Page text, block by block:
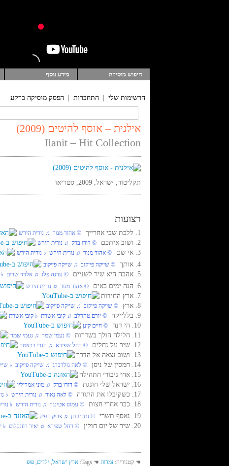
חיפוש מוסיקה מידע נוסף
הרשימות שלי התחברות הפסק מוסיקה ברקע
אילנית – אוסף להיטים (2009)
Ilanit – Hit Collection
תקליטור, ישראל, 2009, סטריאו
רצועות
1. ללכת שבי אחרייך ‏ © אהוד מנור‏ ♫ נורית הירש
2. ושוב איתכם ‏ © דודו ברק‏ ♫ נורית הירש
3. אי שם ‏ © אהוד מנור‏ ♫ נורית הירש‏ ♭ נורית הירש
4. אותך
‏ © שייקה פייקוב‏ ♫ שייקה פייקוב
5. אהבה היא שיר לשניים © עדנה פלג‏ ♫ אלדד שרים‏ ♭
6. הנה ימים באים
‏ © אהוד מנור‏ ♫ נורית הירש
7. ארץ החידות
8. ארץ
‏ © שייקה פייקוב‏ ♫ שייקה פייקוב
9. בללייקה ‏ © יורם טהרלב‏ ♫ קובי אשרת‏ ♭ קובי אשרת
10. הי דנה ‏ © חיים קינן
11. הלילה הולך בשדרות ‏ © נעמי שמר‏ ♫ נעמי שמר
12. שיר על נחלים ‏ © רחל שפירא‏ ♫ הנרי בראטר
13. ושוב נצאה אל הדרך
14. חמסין של ניסן
© לאה גולדברג‏ ♫ שייקה פייקוב‏ ♭
15. אחי גיבורי התהילה
16. ישראל שלי חוגגת
‏ © דודו ברק‏ ♫ מוני אמריליו
17. כשקיבלו את התורה © לאה נאור‏ ♫ נורית הירש‏ ♭
18. כבר אחרי חצות © עמוס אטינגר‏ ♫ נורית הירש‏ ♭
19. נאסף תשרי
‏ © נתן יונתן‏ ♫ צביקה פיק
20. שיר של יום חולין © רחל שפירא‏ ♫ יאיר רוזנבלום‏ ♭
☚ קטגוריה: זמרות ☚ Tags: ארץ ישראל, ילדים, פופ